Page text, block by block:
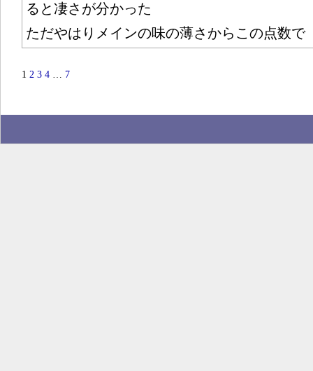
ると凄さが分かった
ただやはりメインの味の薄さからこの点数で
1 2 3 4 … 7